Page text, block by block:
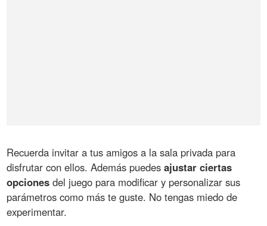
Recuerda invitar a tus amigos a la sala privada para
disfrutar con ellos. Además puedesajustar ciertas
opciones del juego para modificar y personalizar sus
parámetros como más te guste. No tengas miedo de
experimentar.